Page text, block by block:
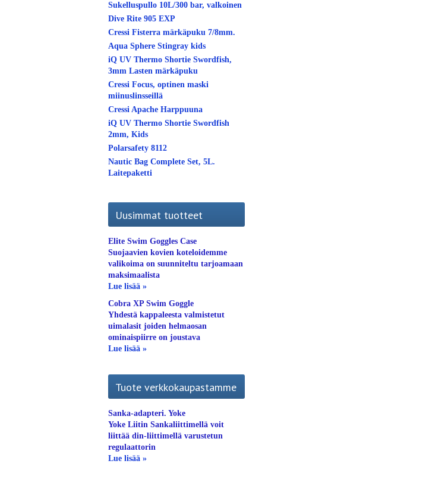
Sukelluspullo 10L/300 bar, valkoinen
Dive Rite 905 EXP
Cressi Fisterra märkäpuku 7/8mm.
Aqua Sphere Stingray kids
iQ UV Thermo Shortie Swordfish,
3mm Lasten märkäpuku
Cressi Focus, optinen maski
miinuslinsseillä
Cressi Apache Harppuuna
iQ UV Thermo Shortie Swordfish
2mm, Kids
Polarsafety 8112
Nautic Bag Complete Set, 5L.
Laitepaketti
Uusimmat tuotteet
Elite Swim Goggles Case
Suojaavien kovien koteloidemme
valikoima on suunniteltu tarjoamaan
maksimaalista
Lue lisää »
Cobra XP Swim Goggle
Yhdestä kappaleesta valmistetut
uimalasit joiden helmaosan
ominaispiirre on joustava
Lue lisää »
Tuote verkkokaupastamme
Sanka-adapteri. Yoke
Yoke Liitin Sankaliittimellä voit
liittää din-liittimellä varustetun
regulaattorin
Lue lisää »